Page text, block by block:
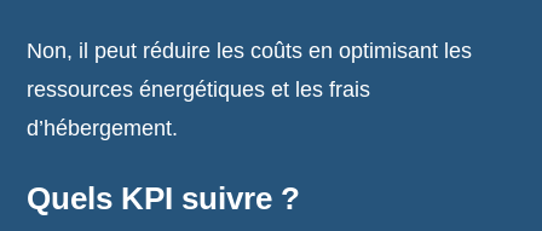
Non, il peut réduire les coûts en optimisant les
ressources énergétiques et les frais
d’hébergement.
Quels KPI suivre ?